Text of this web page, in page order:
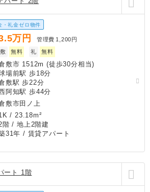
・礼金ゼロ物件
万円 管理費 1,200円
敷
無料 礼 無料
敷市 1512m (徒歩30分相当)
場前駅 歩18分
敷駅 歩22分
阿知駅 歩44分
敷市田ノ上
/ 23.18m²
階 / 地上2階建
31年 / 賃貸アパート
ート 1階